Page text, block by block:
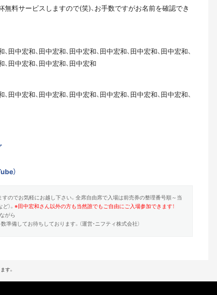
料サービスしますので(笑)、お手数ですがお名前を確認でき
田中宏和、田中宏和、田中宏和、田中宏和、田中宏和、田中宏和、
、田中宏和、田中宏和、田中宏和
田中宏和、田中宏和、田中宏和、田中宏和、田中宏和、田中宏和、
）
のでお気軽にお越し下さい。全席自由席で入場は前売券の整理番号順～当
）。 ※田中宏和さん以外の方も当然誰でもご自由にご入場参加できます！
がら
備してお待ちしております。（運営・ニフティ株式会社）
す。